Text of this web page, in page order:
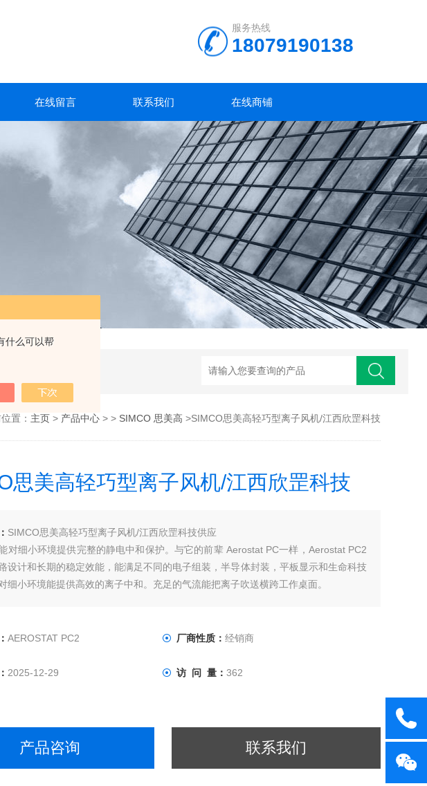
什么可以帮
服务热线
18079190138
在线留言 联系我们 在线商铺
置： 主页> 产品中心> > SIMCO 思美高 >SIMCO思美高轻巧型离子风机/江西欣罡科技
思美高轻巧型离子风机/江西欣罡科技
SIMCO思美高轻巧型离子风机/江西欣罡科技供应
对细小环境提供完整的静电中和保护。与它的前辈 Aerostat PC一样，Aerostat PC2
设计和长期的稳定效能，能满足不同的电子组装，半导体封装，平板显示和生命科技
细小环境能提供高效的离子中和。充足的气流能把离子吹送横跨工作桌面。
AEROSTAT PC2 厂商性质：经销商
2025-12-29 访 问 量：362
产品咨询 联系我们